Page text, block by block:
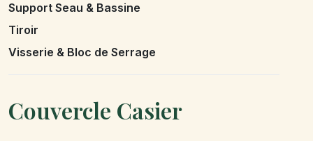
Support Seau & Bassine
Tiroir
Visserie & Bloc de Serrage
Couvercle Casier